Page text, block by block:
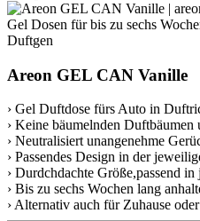
Areon GEL CAN Vanille
› Gel Duftdose fürs Auto in
› Keine bäumelnden
› Neutralisiert unangenehme
› Passendes Design in der
› Durdchdachte Größe,passend
› Bis zu sechs Wochen lang
› Alternativ auch für Zuhause